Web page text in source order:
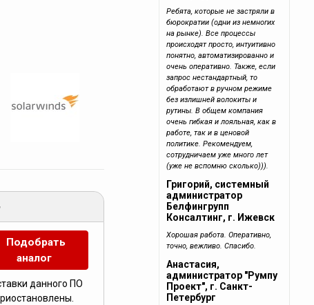
Подобрать
аналог
данного ПО
Ребята, которые не застряли в
бюрократии (одни из немногих
на рынке). Все процессы
происходят просто, интуитивно
понятно, автоматизированно и
очень оперативно. Также, если
запрос нестандартный, то
обработают в ручном режиме
без излишней волокиты и
рутины. В общем компания
очень гибкая и лояльная, как в
работе, так и в ценовой
политике. Рекомендуем,
сотрудничаем уже много лет
(уже не вспомню сколько))).
Григорий, системный
администратор
Белфингрупп
Консалтинг, г. Ижевск
Хорошая работа. Оперативно,
точно, вежливо. Спасибо.
Анастасия,
администратор "Румпу
Проект", г. Санкт-
Петербург